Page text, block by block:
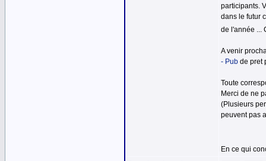
participants.
dans le futur
de l'année ...
A venir
- Pub de pret
Toute
Merci de ne
(Plusieurs
peuvent pas
En ce qui